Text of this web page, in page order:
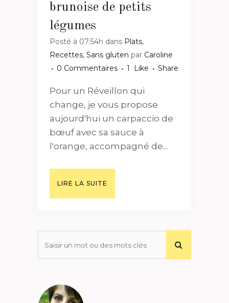
brunoise de petits
légumes
Posté à 07:54h dans Plats,
Recettes, Sans gluten par Caroline
0 Commentaires
1 Like Share
Pour un Réveillon qui
change, je vous propose
aujourd'hui un carpaccio de
bœuf avec sa sauce à
l'orange, accompagné de...
LIRE LA SUITE